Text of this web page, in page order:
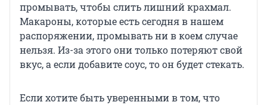
промывать, чтобы слить лишний крахмал.
Макароны, которые есть сегодня в нашем
распоряжении, промывать ни в коем случае
нельзя. Из-за этого они только потеряют свой
вкус, а если добавите соус, то он будет стекать.
Если хотите быть уверенными в том, что